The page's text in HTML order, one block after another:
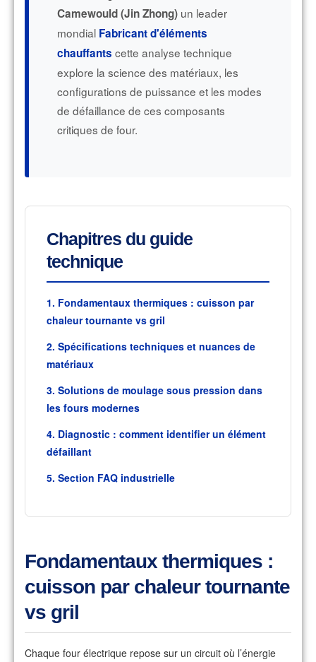
Camewould (Jin Zhong) un leader
mondial Fabricant d'éléments
chauffants cette analyse technique
explore la science des matériaux, les
configurations de puissance et les modes
de défaillance de ces composants
critiques de four.
Chapitres du guide
technique
1. Fondamentaux thermiques : cuisson par
chaleur tournante vs gril
2. Spécifications techniques et nuances de
matériaux
3. Solutions de moulage sous pression dans
les fours modernes
4. Diagnostic : comment identifier un élément
défaillant
5. Section FAQ industrielle
Fondamentaux thermiques :
cuisson par chaleur tournante
vs gril
Chaque four électrique repose sur un circuit où l’énergie